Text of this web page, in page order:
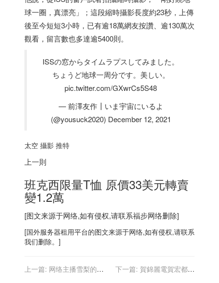
球一圈，真漂亮」；這段縮時攝影長度約23秒，上傳
後至今短短3小時，已有逾18萬網友按讚、逾130萬次
觀看，留言數也多達逾5400則。
ISSの窓からタイムラプスしてみました。
ちょうど地球一周分です。美しい。
pic.twitter.com/GXwrCs5S48
— 前澤友作┃いま宇宙にいるよ
(@yousuck2020) December 12, 2021
太空 攝影 推特
上一則
班克西限量T恤 原價33美元轉賣
變1.2萬
[图文来源于网络,如有侵权,请联系福步网络删除]
[国外服务器租用平台的图文来源于网络,如有侵权,请联系
我们删除。]
上一篇: 网络主播雪梨的淘
下一篇: 賀錦麗電賀宏都拉